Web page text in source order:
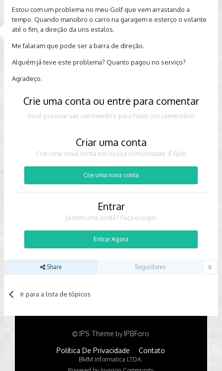
Estou com um problema no meu Golf que vem arrastando a
tempo. Quando manobro o carro na garagem e esterço o volante
até o fim, a direção da uns estalos.
Me falaram que pode ser a barra de direção.
Alguém já teve este problema? Quanto pagou no serviço?
Agradeço.
Crie uma conta ou entre para comentar
Você precisar ser um membro para fazer um comentário
Criar uma conta
Crie uma nova conta em nossa comunidade. É fácil!
Crie uma nova conta
Entrar
Já tem uma conta? Faça o login.
Entrar Agora
Share Seguidores 0
Ir para a lista de tópicos
IPS Theme byIPBForo
Política De Privacidade Contato
BMM Informatica LTDA.